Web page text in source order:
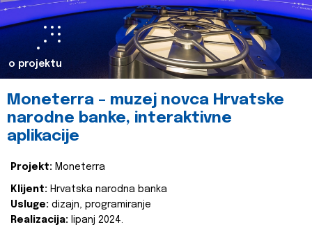
o projektu
Moneterra – muzej novca Hrvatske
narodne banke, interaktivne
aplikacije
Projekt: Moneterra
Klijent: Hrvatska narodna banka
Usluge: dizajn, programiranje
Realizacija: lipanj 2024.